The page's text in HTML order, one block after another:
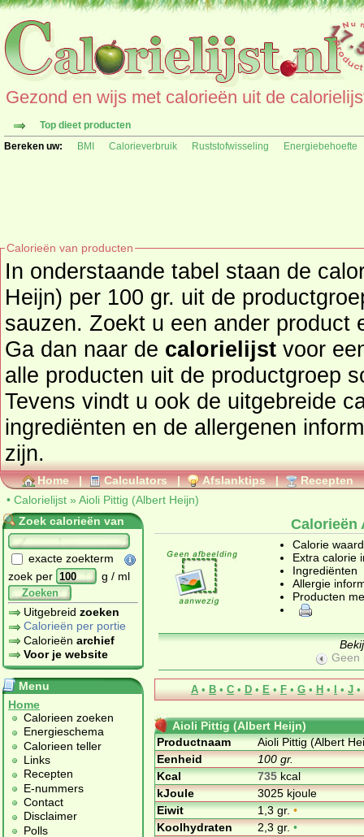
Gezond en wijs met calorieën uit de
Top dieet producten
Bereken uw:
BMI Calorieverbruik Ruststofwisseling Energiebehoefte
Calorieën van producten
In onderstaande tabel staan de
Heijn) per 100 gr. uit de
sauzen. Zoekt u een ander product en de calorieën daarvan?
Ga dan naar de calorielijst voor een
alle producten uit de productgroep
Tevens vindt u ook de uitgebreide
ingrediënten en de allergenen
zijn.
Home | Calculators | Afslanktips | Recepten
• Calorielijst » Aioli Pittig (Albert Heijn)
Zoek calorieën van
exacte zoekterm
zoek per
g / ml
Zoeken
Uitgebreid zoeken
Calorieën per portie
Calorieën archief
Voor je website
Menu
Home
Calorieen zoeken
Energieschema
Calorieen teller
Links
Recepten
E-nummers
Contact
Disclaimer
Polls
Calorieën
Calorie
Extra calorie
Ingrediënten
Allergie
Producten
Geen
A • B • C • D • E • F • G • H • I • J •
Aioli Pittig (Albert Heijn)
Productnaam
Aioli Pittig (Albert
Eenheid
100 gr.
Kcal
735kcal
kJoule
3025 kjoule
Eiwit
1,3 gr.•
Koolhydraten
2,3 gr.•